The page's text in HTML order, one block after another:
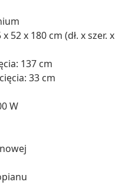
52 x 180 cm (dł. x szer. x
137 cm
33 cm
W